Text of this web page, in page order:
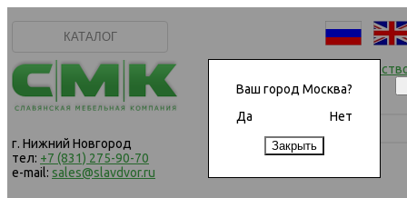
Ваш город Москва?
Да
Нет
КАТАЛОГ
г. Нижний Новгород
тел: +7 (831) 275-90-70
e-mail: sales@slavdvor.ru
Начать